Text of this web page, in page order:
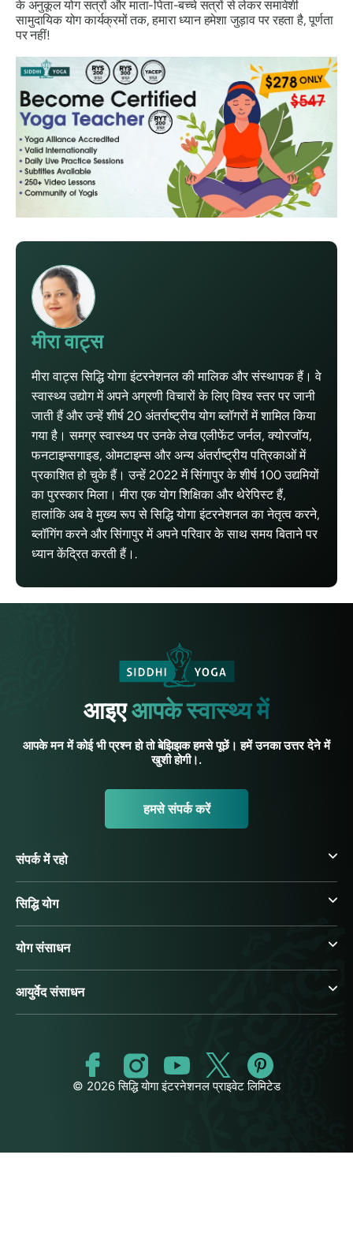
के अनुकूल योग सत्रों और माता-पिता-बच्चे सत्रों से लेकर समावेशी
सामुदायिक योग कार्यक्रमों तक, हमारा ध्यान हमेशा जुड़ाव पर रहता है,पूर्णता
पर नहीं!
मीरा वाट्स
मीरा वाट्स सिद्धि योगा इंटरनेशनल की मालिक और संस्थापक हैं। वे
स्वास्थ्य उद्योग में अपने अग्रणी विचारों के लिए विश्व स्तर पर जानी
जाती हैं और उन्हें शीर्ष 20 अंतर्राष्ट्रीय योग ब्लॉगरों में शामिल किया
गया है। समग्र स्वास्थ्य पर उनके लेख एलीफेंट जर्नल, क्योरजॉय,
फनटाइम्सगाइड, ओमटाइम्स और अन्य अंतर्राष्ट्रीय पत्रिकाओं में
प्रकाशित हो चुके हैं। उन्हें 2022 में सिंगापुर के शीर्ष 100 उद्यमियों
का पुरस्कार मिला। मीरा एक योग शिक्षिका और थेरेपिस्ट हैं,
हालांकि अब वे मुख्य रूप से सिद्धि योगा इंटरनेशनल का नेतृत्व करने,
ब्लॉगिंग करने और सिंगापुर में अपने परिवार के साथ समय बिताने पर
ध्यान केंद्रित करती हैं।.
आइएआपके स्वास्थ्य में
आपके मन में कोई भी प्रश्न हो तो बेझिझक हमसे पूछें। हमें उनका उत्तर देने में
खुशी होगी।.
हमसे संपर्क करें
संपर्क में रहो
सिद्धि योग
योग संसाधन
आयुर्वेद संसाधन
© 2026 सिद्धि योगा इंटरनेशनल प्राइवेट लिमिटेड